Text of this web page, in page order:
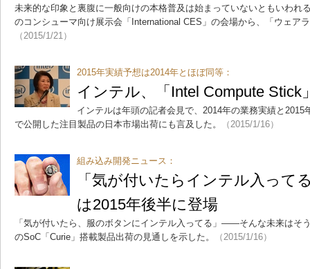
未来的な印象と裏腹に一般向けの本格普及は始まっていないともいわれ
のコンシューマ向け展示会「International CES」の会場から、「ウェア
（2015/1/21）
2015年実績予想は2014年とほぼ同等：
インテル、「Intel Compute Stick
インテルは年頭の記者会見で、2014年の業務実績と2015
で公開した注目製品の日本市場出荷にも言及した。
（2015/1/16）
組み込み開発ニュース：
「気が付いたらインテル入って
は2015年後半に登場
「気が付いたら、服のボタンにインテル入ってる」――そんな未来はそ
のSoC「Curie」搭載製品出荷の見通しを示した。
（2015/1/16）